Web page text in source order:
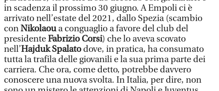
in scadenza il prossimo 30 giugno. A Empoli ci è
arrivato nell’estate del 2021, dallo Spezia (scambio
conNikolaoua conguaglio a favore del club del
presidenteFabrizio Corsi) che lo aveva scovato
nell’Hajduk Spalatodove, in pratica, ha consumato
tutta la trafila delle giovanili e la sua prima parte dei
carriera. Che ora, come detto, potrebbe davvero
conoscere una nuova svolta. In Italia, per dire, non